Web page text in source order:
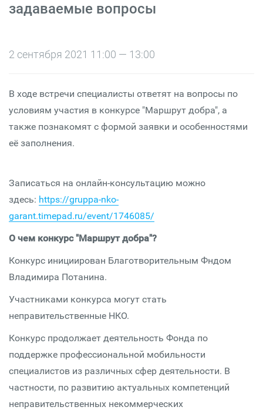
задаваемые вопросы
2 сентября 2021 11:00 — 13:00
В ходе встречи специалисты ответят на вопросы по
условиям участия в конкурсе "Маршрут добра", а
также познакомят с формой заявки и особенностями
её заполнения.
Записаться на онлайн-консультацию можно
здесь: https://gruppa-nko-
garant.timepad.ru/event/1746085/
О чем конкурс "Маршрут добра"?
Конкурс инициирован Благотворительным Фндом
Владимира Потанина.
Участниками конкурса могут стать
неправительственные НКО.
Конкурс продолжает деятельность Фонда по
поддержке профессиональной мобильности
специалистов из различных сфер деятельности. В
частности, по развитию актуальных компетенций
неправительственных некоммерческих